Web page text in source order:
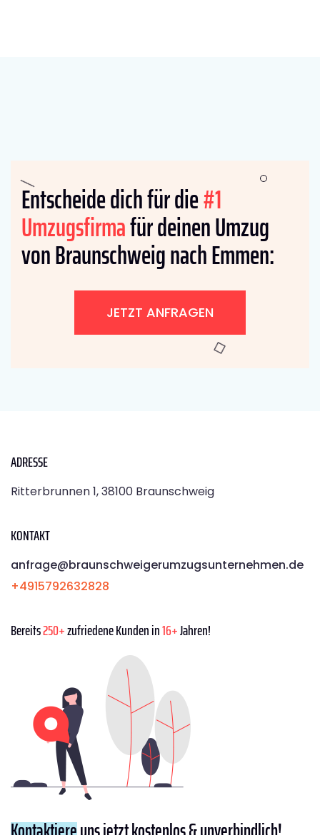
Entscheide dich für die#1
Umzugsfirmafür deinen Umzug
von Braunschweig nach Emmen:
JETZT ANFRAGEN
ADRESSE
Ritterbrunnen 1, 38100 Braunschweig
KONTAKT
anfrage@braunschweigerumzugsunternehmen.de
+4915792632828
Bereits250+zufriedene Kunden in16+Jahren!